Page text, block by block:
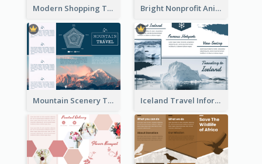
Modern Shopping Tri Fold Brochure Bright Nonprofit Animal Care Tri Fold Brochure
Mountain Scenery Tri Fold Brochure Iceland Travel Informational Tri Fold Brochure